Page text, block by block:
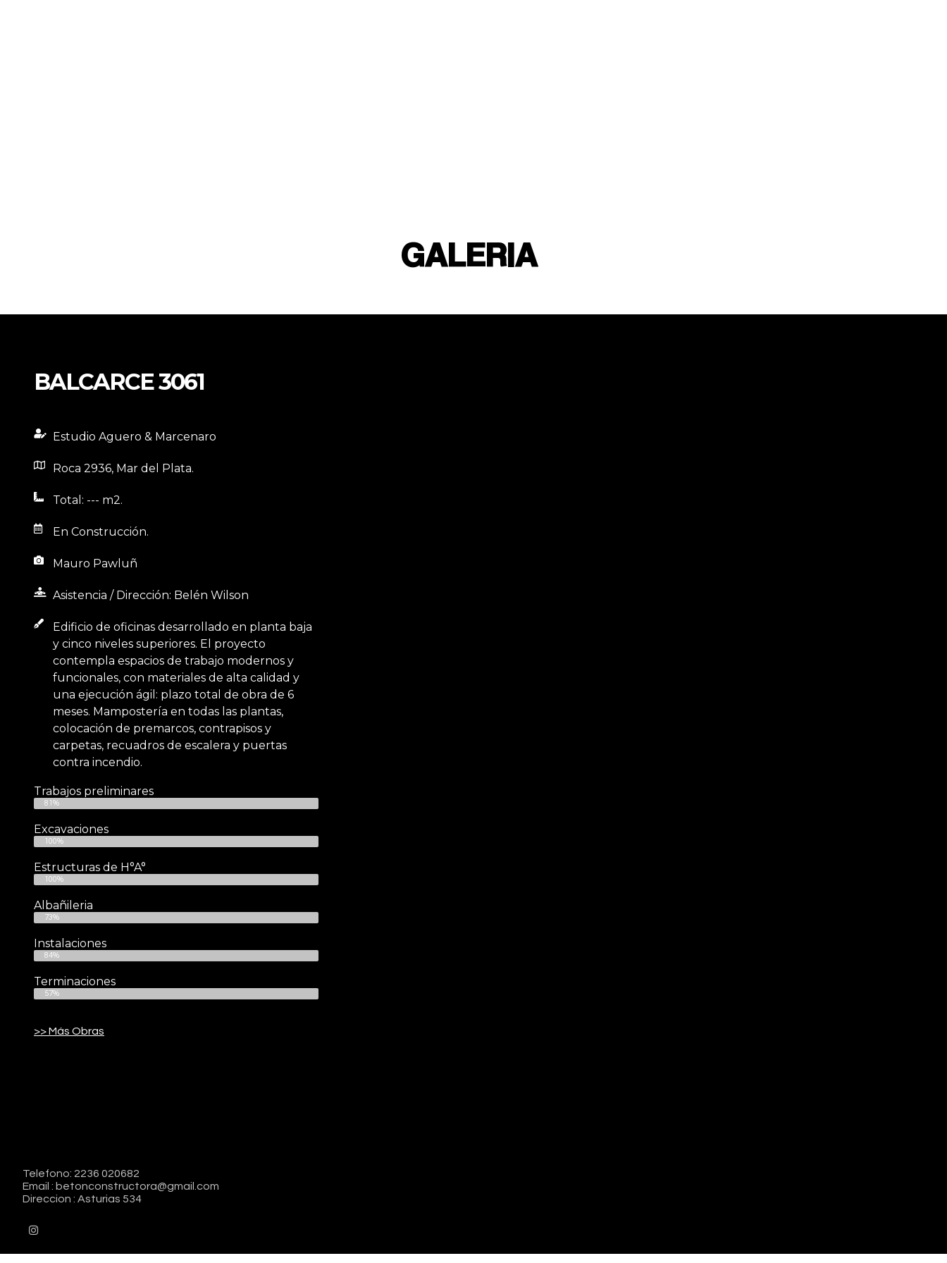
GALERIA
BALCARCE 3061
Estudio Aguero & Marcenaro
Roca 2936, Mar del Plata.
Total: --- m2.
En Construcción.
Mauro Pawluñ
Asistencia / Dirección: Belén Wilson
Edificio de oficinas desarrollado en planta baja
y cinco niveles superiores. El proyecto
contempla espacios de trabajo modernos y
funcionales, con materiales de alta calidad y
una ejecución ágil: plazo total de obra de 6
meses. Mampostería en todas las plantas,
colocación de premarcos, contrapisos y
carpetas, recuadros de escalera y puertas
contra incendio.
Trabajos preliminares
81%
Excavaciones
100%
Estructuras de H°A°
100%
Albañileria
73%
Instalaciones
84%
Terminaciones
57%
>> Más Obras
Telefono: 2236 020682
Email : betonconstructora@gmail.com
Direccion : Asturias 534